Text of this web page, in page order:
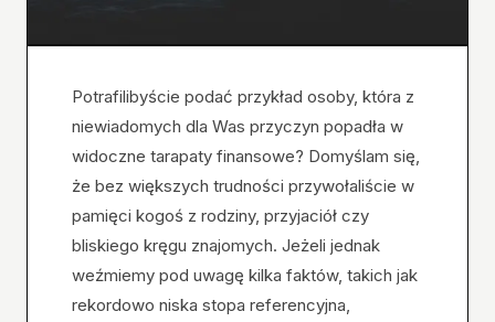
Potrafilibyście podać przykład osoby, która z
niewiadomych dla Was przyczyn popadła w
widoczne tarapaty finansowe? Domyślam się,
że bez większych trudności przywołaliście w
pamięci kogoś z rodziny, przyjaciół czy
bliskiego kręgu znajomych. Jeżeli jednak
weźmiemy pod uwagę kilka faktów, takich jak
rekordowo niska stopa referencyjna,